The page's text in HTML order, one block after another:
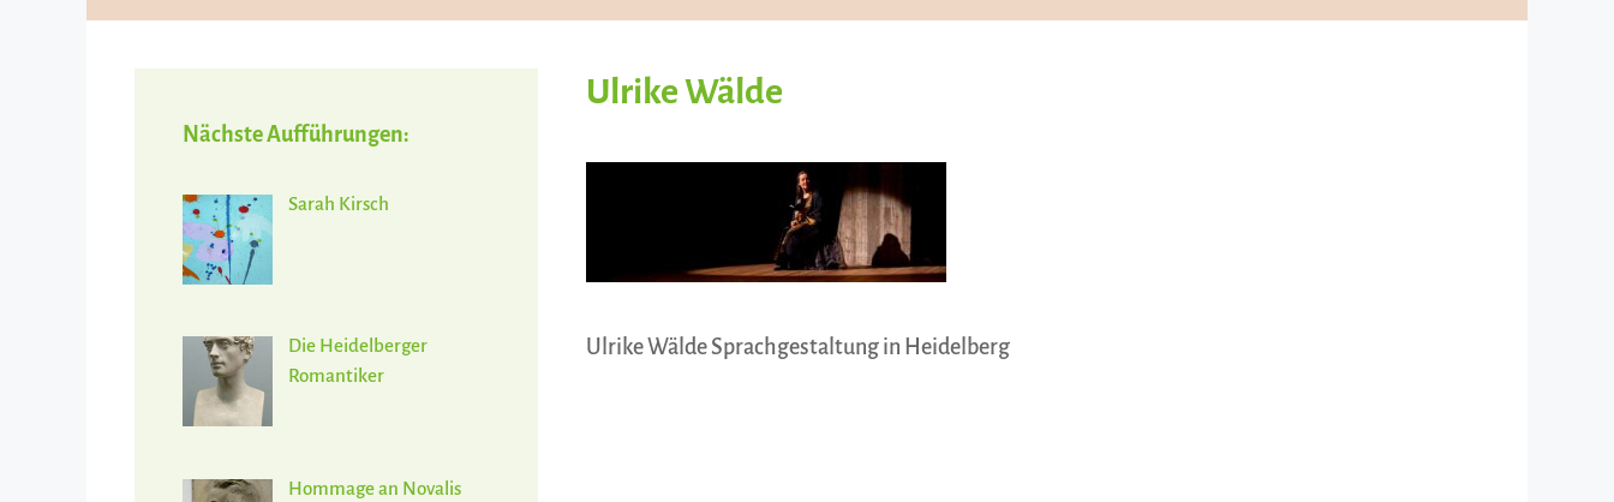
Ulrike Wälde
Ulrike Wälde Sprachgestaltung in Heidelberg
Nächste Aufführungen:
Sarah Kirsch
Die Heidelberger
Romantiker
Hommage an Novalis